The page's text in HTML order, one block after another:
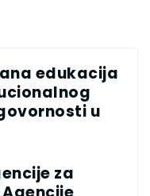
edukacija
u
za